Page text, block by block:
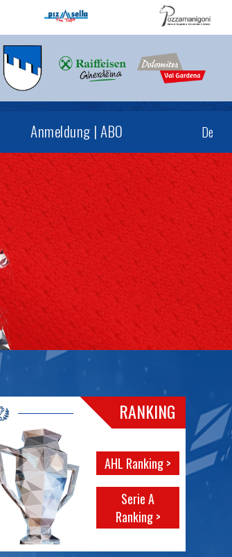
De
Anmeldung | ABO
RANKING
AHL Ranking >
Serie A
Ranking >